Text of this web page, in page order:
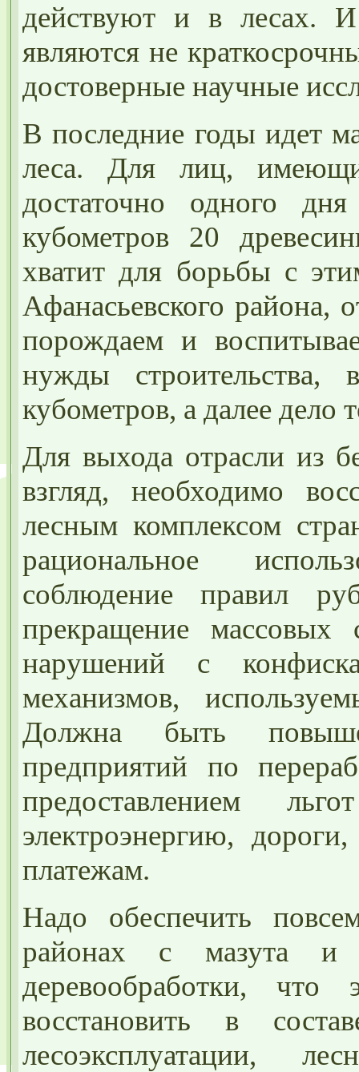
действуют и в лесах.
являются не
достоверные научные
В последние годы идет
леса. Для лиц,
достаточно одного
кубометров 20
хватит для борьбы с
Афанасьевского района,
порождаем и
нужды строительства,
кубометров, а далее дело
Для выхода отрасли из
взгляд, необходимо
лесным комплексом
рациональное
соблюдение правил
прекращение
нарушений с
механизмов,
Должна быть
предприятий по
предоставлением
электроэнергию,
платежам.
Надо обеспечить
районах с мазута
деревообработки,
восстановить в
лесоэксплуатации,